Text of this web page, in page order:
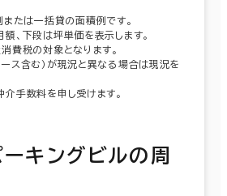
または一括貸の面積例です。
、下段は坪単価を表示します。
費税の対象となります。
ス含む）が現況と異なる場合は現況を
手数料を申し受けます。
キングビルの周